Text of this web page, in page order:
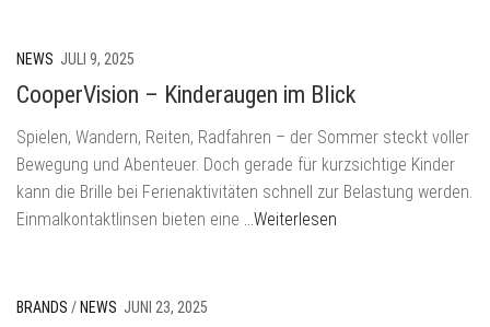
NEWS JULI 9, 2025
CooperVision – Kinderaugen im Blick
Spielen, Wandern, Reiten, Radfahren – der Sommer steckt voller
Bewegung und Abenteuer. Doch gerade für kurzsichtige Kinder
kann die Brille bei Ferienaktivitäten schnell zur Belastung werden.
Einmalkontaktlinsen bieten eine
…Weiterlesen
BRANDS / NEWS JUNI 23, 2025